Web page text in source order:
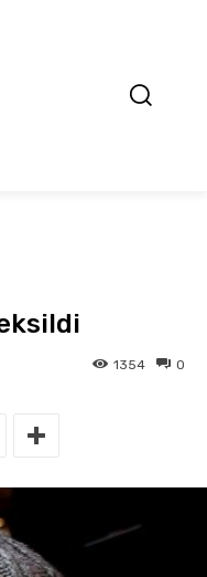
0
1354